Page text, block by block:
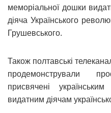
меморіальної дошки
діяча Українського
Грушевського.
Також полтавські
продемонстрували
присвячені
видатним діячам